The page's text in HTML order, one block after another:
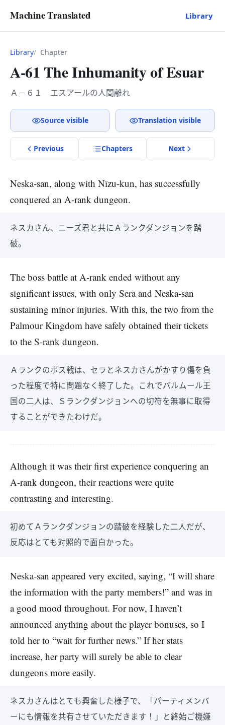
Machine Translated Library
Library Chapter
A-61 The Inhumanity of Esuar
Ａ－６１ エスアールの人間離れ
Source visible Translation visible
Previous Chapters Next
Neska-san, along with Nīzu-kun, has successfully
conquered an A-rank dungeon.
ネスカさん、ニーズ君と共にＡランクダンジョンを踏
破。
The boss battle at A-rank ended without any
significant issues, with only Sera and Neska-san
sustaining minor injuries. With this, the two from the
Palmour Kingdom have safely obtained their tickets
to the S-rank dungeon.
Ａランクのボス戦は、セラとネスカさんがかすり傷を負
った程度で特に問題なく終了した。これでパルムール王
国の二人は、Ｓランクダンジョンへの切符を無事に取得
することができたわけだ。
Although it was their first experience conquering an
A-rank dungeon, their reactions were quite
contrasting and interesting.
初めてＡランクダンジョンの踏破を経験した二人だが、
反応はとても対照的で面白かった。
Neska-san appeared very excited, saying, “I will share
the information with the party members!” and was in
a good mood throughout. For now, I haven’t
announced anything about the player bonuses, so I
told her to “wait for further news.” If her stats
increase, her party will surely be able to clear
dungeons more easily.
ネスカさんはとても興奮した様子で、「パーティメンバ
ーにも情報を共有させていただきます！」と終始ご機嫌